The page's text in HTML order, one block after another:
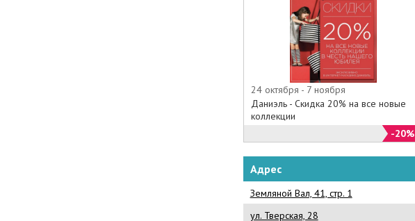
24 октября - 7 ноября
Даниэль - Скидка 20% на все новые
коллекции
-20%
Адрес
Земляной Вал, 41, стр. 1
ул. Тверская, 28